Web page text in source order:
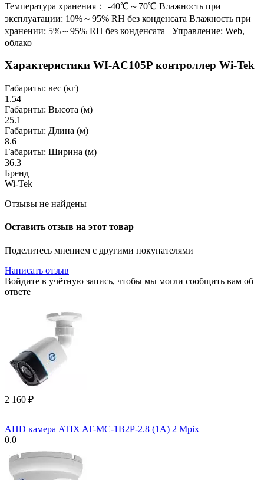
Температура хранения： -40℃～70℃ Влажность при
эксплуатации: 10%～95% RH без конденсата Влажность при
хранении: 5%～95% RH без конденсата Управление: Web,
облако
Характеристики WI-AC105P контроллер Wi-Tek
Габариты: вес (кг)
1.54
Габариты: Высота (м)
25.1
Габариты: Длина (м)
8.6
Габариты: Ширина (м)
36.3
Бренд
Wi-Tek
Отзывы не найдены
Оставить отзыв на этот товар
Поделитесь мнением с другими покупателями
Написать отзыв
Войдите в учётную запись, чтобы мы могли сообщить вам об
ответе
2 160 ₽
AHD камера ATIX AT-MC-1B2P-2.8 (1A) 2 Mpix
0.0